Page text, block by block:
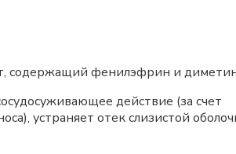
содержащий фенилэфрин и
действие (за счет
устраняет отек слизистой